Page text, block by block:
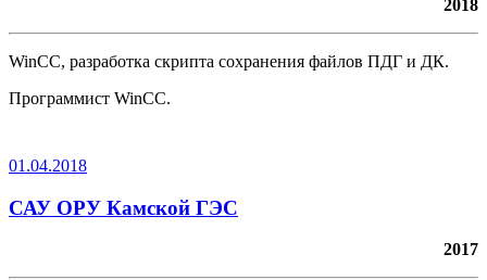
2018
WinCC, разработка скрипта сохранения файлов ПДГ и ДК.
Программист WinCC.
01.04.2018
САУ ОРУ Камской ГЭС
2017